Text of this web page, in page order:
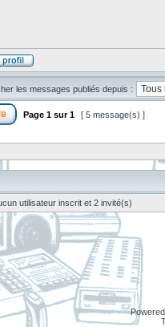
les messages publiés depuis :
Page 1 sur1 [ 5 message(s) ]
utilisateur inscrit et 2 invité(s)